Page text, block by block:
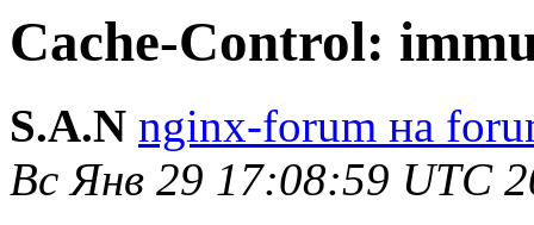
Cache-Control:
S.A.N nginx-forum на
Вс Янв 29 17:08:59 UTC